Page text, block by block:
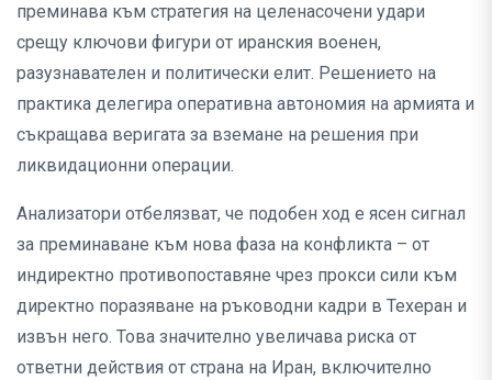
преминава към стратегия на целенасочени удари
срещу ключови фигури от иранския военен,
разузнавателен и политически елит. Решението на
практика делегира оперативна автономия на армията и
съкращава веригата за вземане на решения при
ликвидационни операции.
Анализатори отбелязват, че подобен ход е ясен сигнал
за преминаване към нова фаза на конфликта – от
индиректно противопоставяне чрез прокси сили към
директно поразяване на ръководни кадри в Техеран и
извън него. Това значително увеличава риска от
ответни действия от страна на Иран, включително